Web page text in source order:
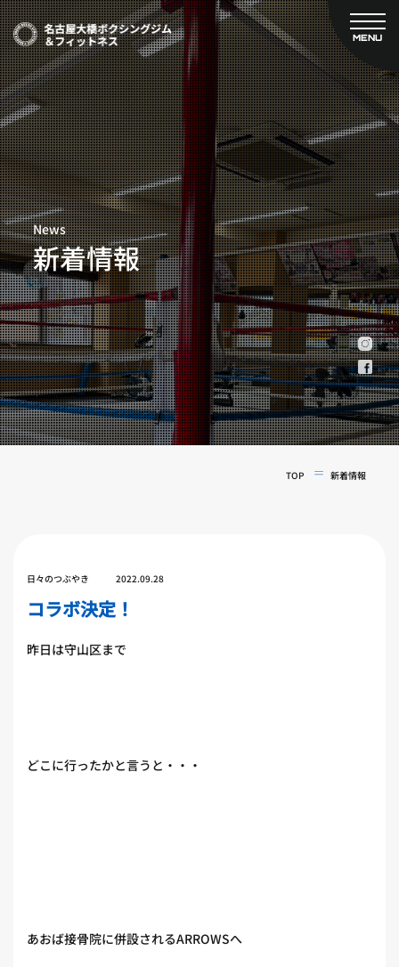
MENU
CLOSE
TOP
新着情報
ご予約
プライベートコース予約
レンタルスタジオ予約
名古屋大橋ボクシングジムについて
大橋弘政プロフィール
スタッフ紹介
料金案内
設備紹介
アクセス
営業時間
トレーナー募集
スポンサー募集
大会チケット購入
キャンペーン
実戦コース
料金システム
フィットネスコース
News
新着情報
TOP 新着情報
日々のつぶやき 2022.09.28
コラボ決定！
昨日は守山区まで
どこに行ったかと言うと・・・
あおば接骨院に併設されるARROWSへ